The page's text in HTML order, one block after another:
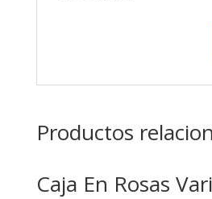
Productos
Caja En Rosas